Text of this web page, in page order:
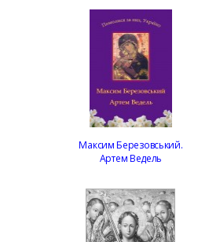
Максим Березовський.
Артем Ведель